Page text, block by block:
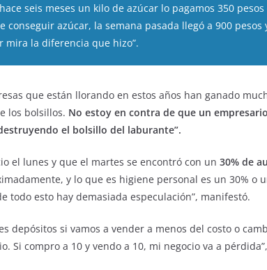
seis meses un kilo de azúcar lo pagamos 350
conseguir azúcar, la semana pasada llegó a 900 pesos
mira la diferencia que hizo”.
que están llorando en estos años han ganado
los bolsillos. No estoy en contra de que un
el bolsillo del laburante”.
el lunes y que el martes se encontró con un 30% de
y lo que es higiene personal es un 30% o
todo esto hay demasiada especulación”, manifestó.
depósitos si vamos a vender a menos del costo o
Si compro a 10 y vendo a 10, mi negocio va a